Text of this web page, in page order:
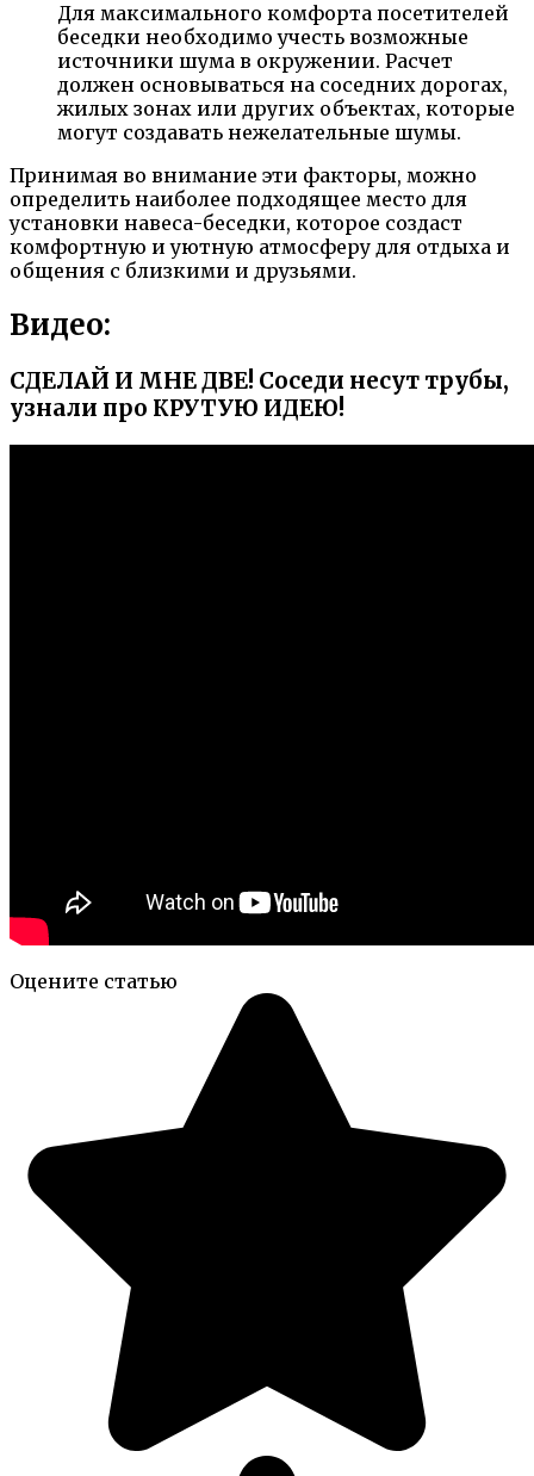
Для максимального комфорта посетителей
беседки необходимо учесть возможные
источники шума в окружении. Расчет
должен основываться на соседних дорогах,
жилых зонах или других объектах, которые
могут создавать нежелательные шумы.
Принимая во внимание эти факторы, можно
определить наиболее подходящее место для
установки навеса-беседки, которое создаст
комфортную и уютную атмосферу для отдыха и
общения с близкими и друзьями.
Видео:
СДЕЛАЙ И МНЕ ДВЕ! Соседи несут трубы,
узнали про КРУТУЮ ИДЕЮ!
Оцените статью